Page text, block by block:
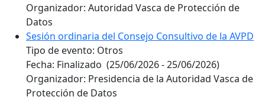
Organizador: Autoridad Vasca de Protección de
Datos
Sesión ordinaria del Consejo Consultivo de la AVPD
Tipo de evento: Otros
Fecha: Finalizado (25/06/2026 - 25/06/2026)
Organizador: Presidencia de la Autoridad Vasca de
Protección de Datos